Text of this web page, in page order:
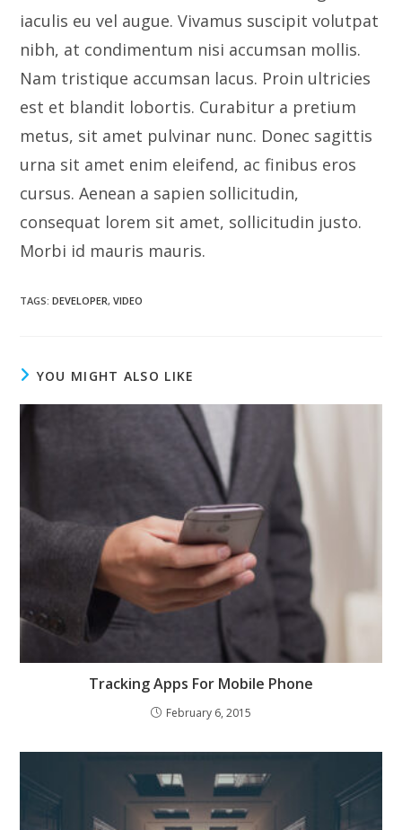
iaculis eu vel augue. Vivamus suscipit volutpat
nibh, at condimentum nisi accumsan mollis.
Nam tristique accumsan lacus. Proin ultricies
est et blandit lobortis. Curabitur a pretium
metus, sit amet pulvinar nunc. Donec sagittis
urna sit amet enim eleifend, ac finibus eros
cursus. Aenean a sapien sollicitudin,
consequat lorem sit amet, sollicitudin justo.
Morbi id mauris mauris.
TAGS:DEVELOPER, VIDEO
YOU MIGHT ALSO LIKE
Tracking Apps For Mobile Phone
February 6, 2015